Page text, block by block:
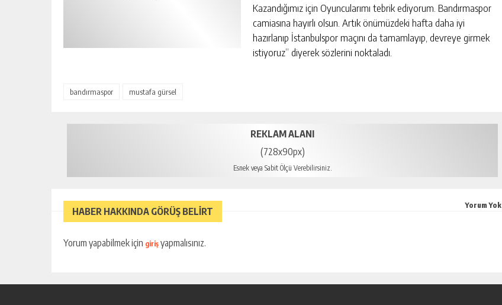
Kazandığımız için Oyuncularımı tebrik ediyorum. Bandırmaspor
camiasına hayırlı olsun. Artık önümüzdeki hafta daha iyi
hazırlanıp İstanbulspor maçını da tamamlayıp, devreye girmek
istiyoruz” diyerek sözlerini noktaladı.
bandırmaspor mustafa gürsel
REKLAM ALANI
(728x90px)
Esnek veya Sabit Ölçü Verebilirsiniz.
HABER HAKKINDA GÖRÜŞ BELİRT
Yorum Yok
Yorum yapabilmek için giriş yapmalısınız.